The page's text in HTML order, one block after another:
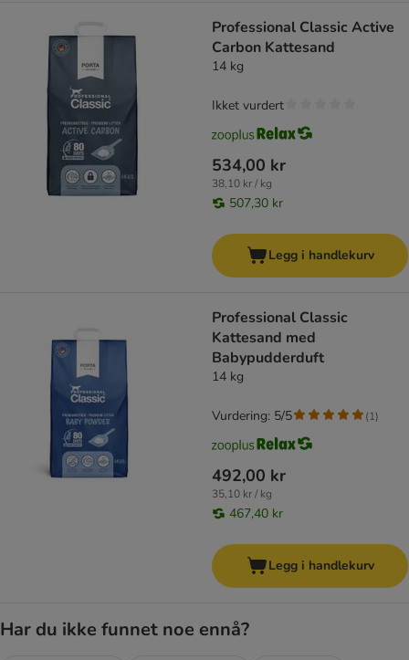
Professional Classic Active
Carbon Kattesand
14 kg
534,00 kr
38,10 kr / kg
507,30 kr
Ikket vurdert
Legg i handlekurv
Professional Classic
Kattesand med
Babypudderduft
14 kg
492,00 kr
35,10 kr / kg
467,40 kr
Vurdering: 5/5 (1)
Legg i handlekurv
Har du ikke funnet noe ennå?